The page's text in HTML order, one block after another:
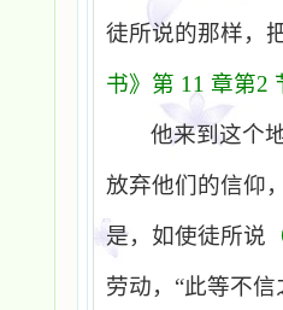
徒所说的那样，
书》第 11 章第2
他来到这个
放弃他们的信仰
是，如使徒所说
劳动，“此等不